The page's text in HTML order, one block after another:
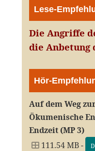
Lese-
Die Angriffe
die Anbetung
Hör-
Auf dem Weg
Ökumenische
Endzeit (MP 3)
111.54 MB -